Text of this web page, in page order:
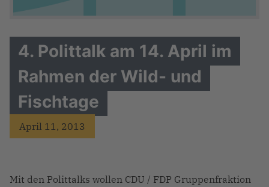
4. Polittalk am 14. April im
Rahmen der Wild- und
Fischtage
April 11, 2013
Mit den Polittalks wollen CDU / FDP Gruppenfraktion